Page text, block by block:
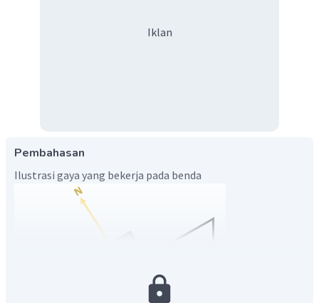
Iklan
Pembahasan
Ilustrasi gaya yang bekerja pada benda